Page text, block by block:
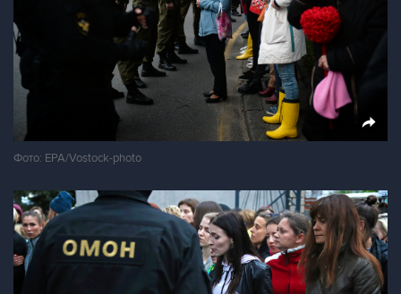
Фото: EPA/Vostock-photo